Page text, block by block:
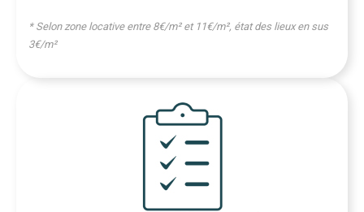
* Selon zone locative entre 8€/m² et 11€/m², état des lieux en sus
3€/m²